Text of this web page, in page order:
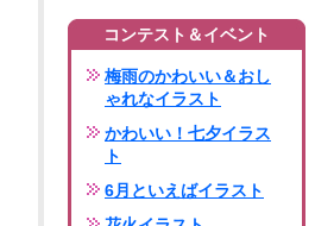
コンテスト＆イベント
梅雨のかわいい＆おし
ゃれなイラスト
かわいい！七夕イラス
ト
6月といえばイラスト